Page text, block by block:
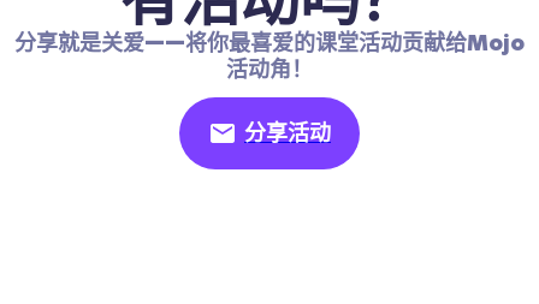
分享就是关爱——将你最喜爱的课堂活动贡献给Mojo
活动角！
分享活动